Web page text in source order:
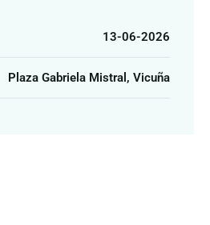
13-06-2026
Plaza Gabriela Mistral, Vicuña